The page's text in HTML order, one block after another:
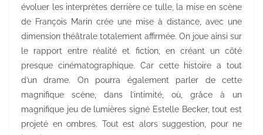
évoluer les interprètes derrière ce tulle, la mise en scène
de François Marin crée une mise à distance, avec une
dimension théâtrale totalement affirmée. On joue ainsi sur
le rapport entre réalité et fiction, en créant un côté
presque cinématographique. Car cette histoire a tout
d’un drame. On pourra également parler de cette
magnifique scène, dans l’intimité, où, grâce à un
magnifique jeu de lumières signé Estelle Becker, tout est
projeté en ombres. Tout est alors suggestion, pour ne